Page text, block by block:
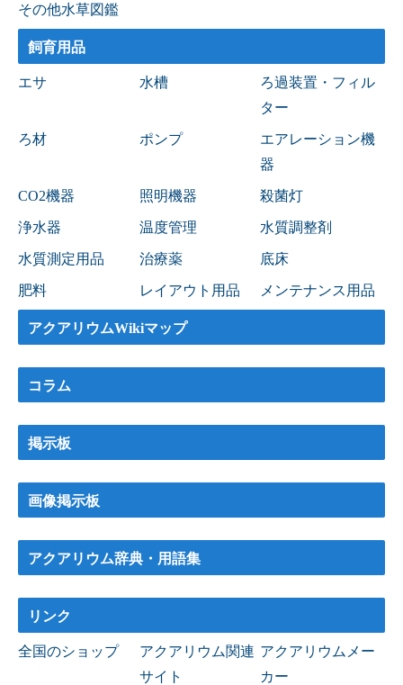
その他水草図鑑
飼育用品
エサ 水槽
ろ過装置・フィル
ター
ろ材 ポンプ
エアレーション機
器
CO2機器 照明機器 殺菌灯
浄水器 温度管理 水質調整剤
水質測定用品 治療薬 底床
肥料 レイアウト用品 メンテナンス用品
アクアリウムWikiマップ
コラム
掲示板
画像掲示板
アクアリウム辞典・用語集
リンク
全国のショップ
アクアリウム関連
サイト
アクアリウムメー
カー